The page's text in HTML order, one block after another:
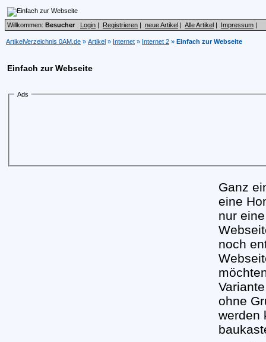
Willkommen: Besucher Login | Registrieren | neue Artikel | Alle Artikel | Impressum |
ArtikelVerzeichnis 0AM.de » Artikel » Internet » Internet 2 » Einfach zur Webseite
Einfach zur Webseite
Ads
Ganz
eine
nur
noch
ohne
werden